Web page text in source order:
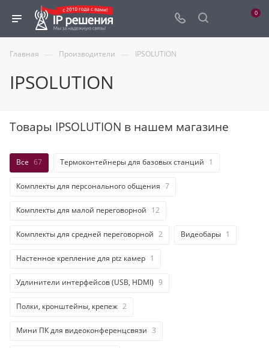
0
Главная — Производители — IPSOLUTION
IPSOLUTION
Товары IPSOLUTION в нашем магазине
Все 67 Термоконтейнеры для базовых станций 1
Комплекты для персонального общения 7
Комплекты для малой переговорной 12
Комплекты для средней переговорной 2 Видеобары 1
Настенное крепление для ptz камер 1
Удлинители интерфейсов (USB, HDMI) 9
Полки, кронштейны, крепеж 2
Мини ПК для видеоконференцсвязи 3